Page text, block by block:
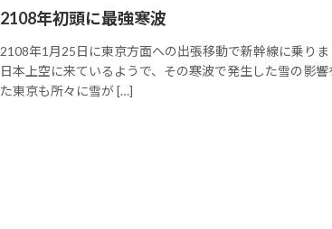
2108年初頭に最強寒波
2108年1月25日に東京方面への出張移動で新幹線に乗り
日本上空に来ているようで、その寒波で発生した雪の影
た東京も所々に雪が […]